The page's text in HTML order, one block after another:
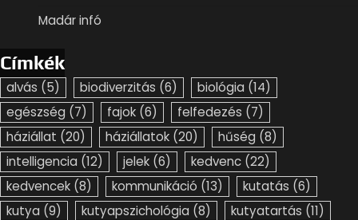
Madár infó
Címkék
alvás (5) biodiverzitás (6) biológia (14)
egészség (7) fajok (6) felfedezés (7)
háziállat (20) háziállatok (20) hűség (8)
intelligencia (12) jelek (6) kedvenc (22)
kedvencek (8) kommunikáció (13) kutatás (6)
kutya (9) kutyapszichológia (8) kutyatartás (11)